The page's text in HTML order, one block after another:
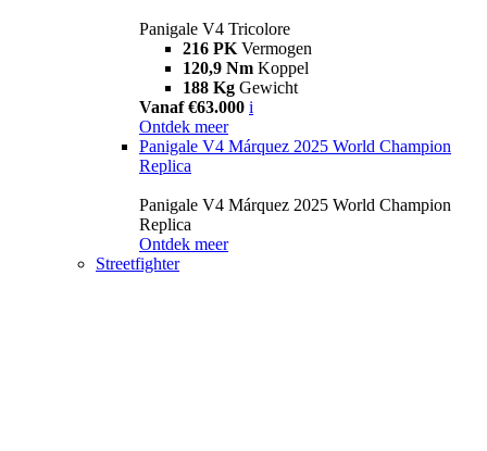
Panigale V4 Tricolore
216 PK Vermogen
120,9 Nm Koppel
188 Kg Gewicht
Vanaf €63.000 i
Ontdek meer
Panigale V4 Márquez 2025 World Champion
Replica
Panigale V4 Márquez 2025 World Champion
Replica
Ontdek meer
Streetfighter